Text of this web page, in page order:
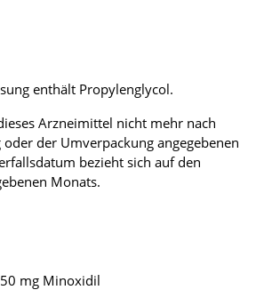
enthält Propylenglycol.
Arzneimittel nicht mehr nach
der Umverpackung angegebenen
bezieht sich auf den
Monats.
mg Minoxidil